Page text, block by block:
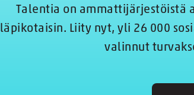
Talentia on ammattijärjestöistä
läpikotaisin. Liity nyt, yli 26 000
valinnut